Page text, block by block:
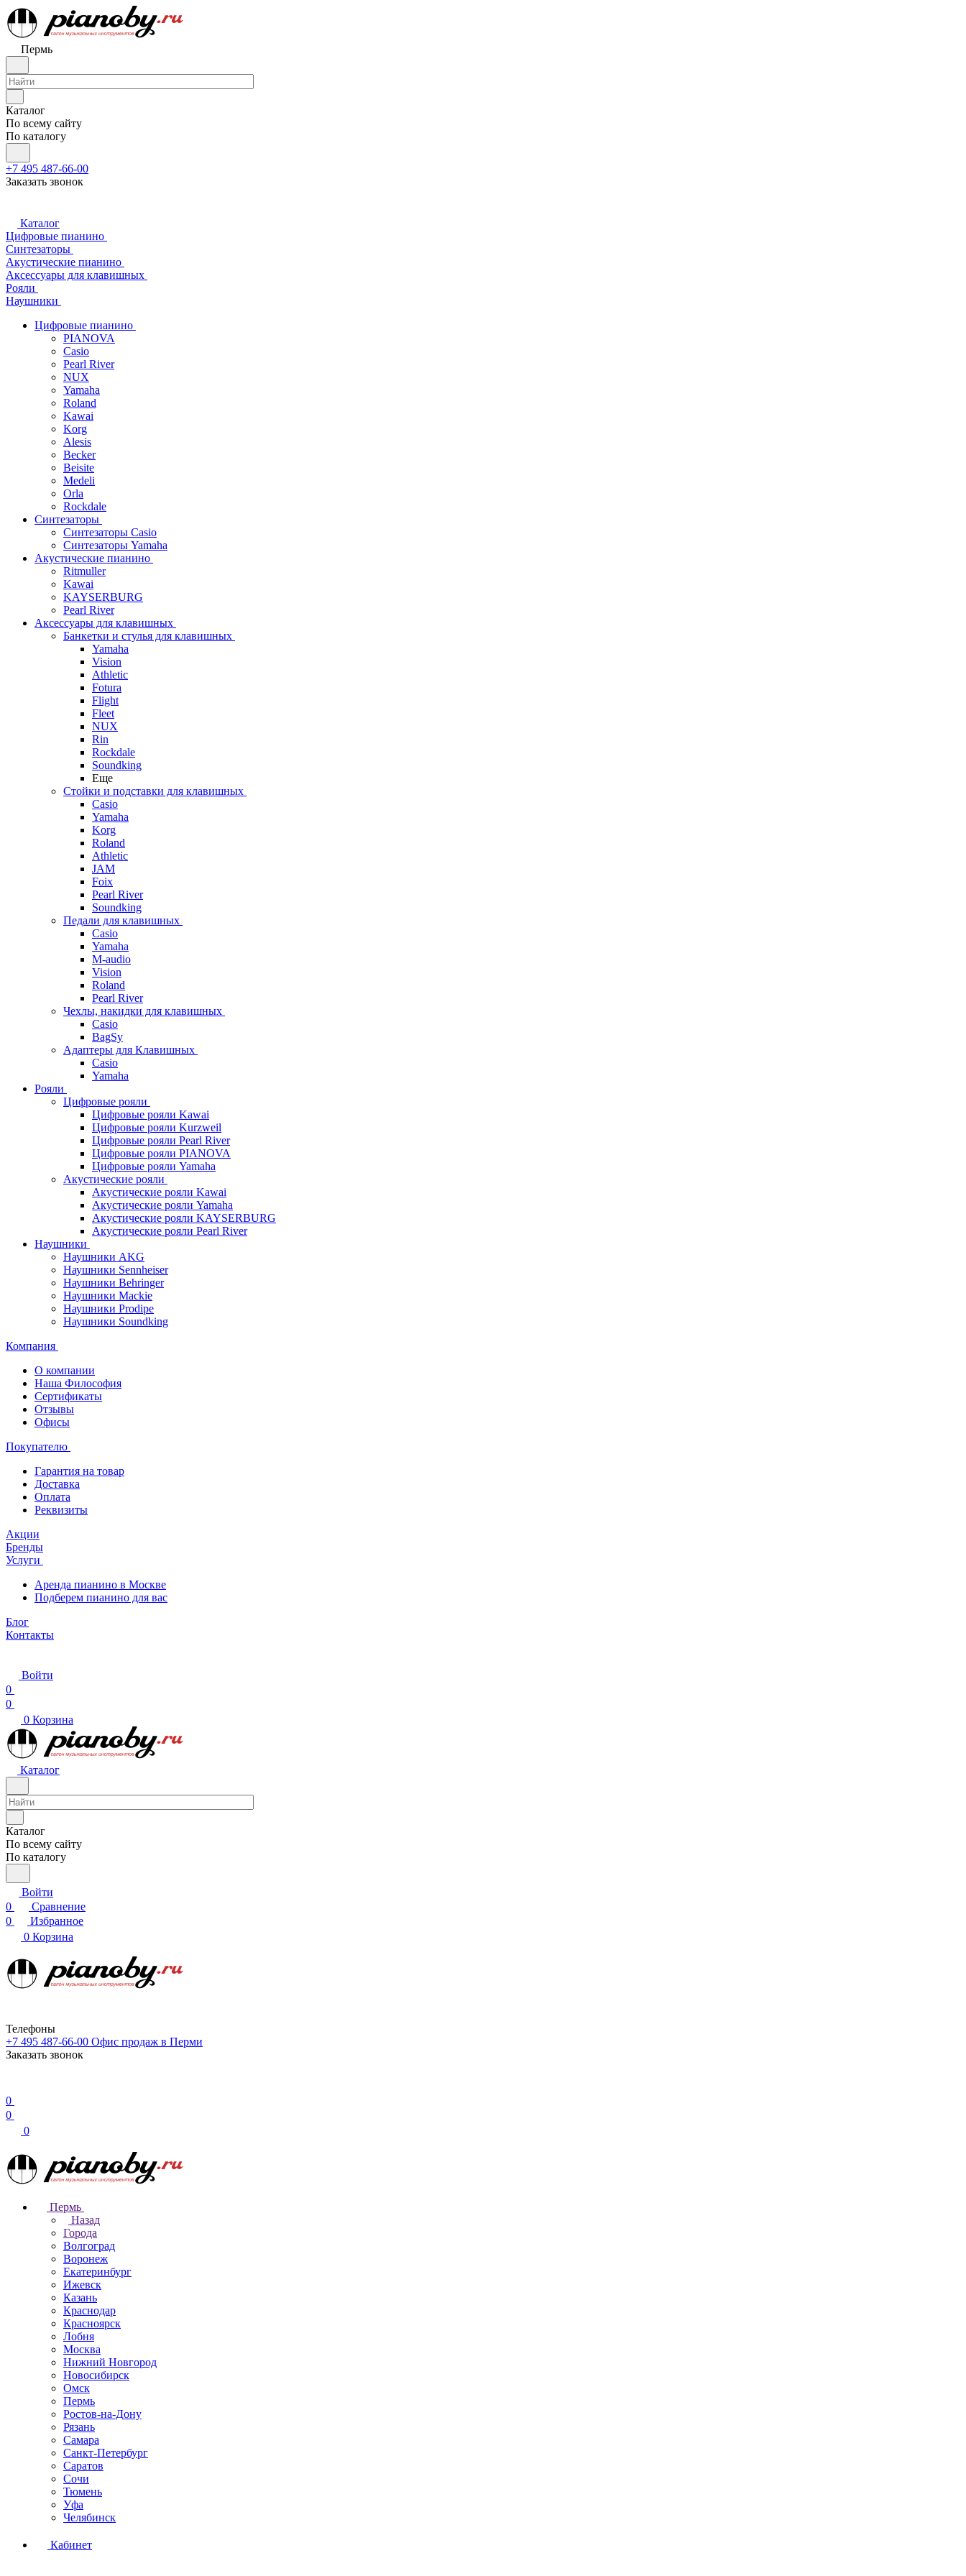
Пермь
Каталог
По всему сайту
По каталогу
+7 495 487-66-00
Заказать звонок
Каталог
Цифровые пианино
Синтезаторы
Акустические пианино
Аксессуары для клавишных
Рояли
Наушники
Цифровые пианино
PIANOVA
Casio
Pearl River
NUX
Yamaha
Roland
Kawai
Korg
Alesis
Becker
Beisite
Medeli
Orla
Rockdale
Синтезаторы
Синтезаторы Casio
Синтезаторы Yamaha
Акустические пианино
Ritmuller
Kawai
KAYSERBURG
Pearl River
Аксессуары для клавишных
Банкетки и стулья для клавишных
Yamaha
Vision
Athletic
Fotura
Flight
Fleet
NUX
Rin
Rockdale
Soundking
Еще
Стойки и подставки для клавишных
Casio
Yamaha
Korg
Roland
Athletic
JAM
Foix
Pearl River
Soundking
Педали для клавишных
Casio
Yamaha
M-audio
Vision
Roland
Pearl River
Чехлы, накидки для клавишных
Casio
BagSy
Адаптеры для Клавишных
Casio
Yamaha
Рояли
Цифровые рояли
Цифровые рояли Kawai
Цифровые рояли Kurzweil
Цифровые рояли Pearl River
Цифровые рояли PIANOVA
Цифровые рояли Yamaha
Акустические рояли
Акустические рояли Kawai
Акустические рояли Yamaha
Акустические рояли KAYSERBURG
Акустические рояли Pearl River
Наушники
Наушники AKG
Наушники Sennheiser
Наушники Behringer
Наушники Mackie
Наушники Prodipe
Наушники Soundking
Компания
О компании
Наша Философия
Сертификаты
Отзывы
Офисы
Покупателю
Гарантия на товар
Доставка
Оплата
Реквизиты
Акции
Бренды
Услуги
Аренда пианино в Москве
Подберем пианино для вас
Блог
Контакты
Войти
0
0
0 Корзина
Каталог
Каталог
По всему сайту
По каталогу
Войти
0
Сравнение
0
Избранное
0 Корзина
Телефоны
+7 495 487-66-00 Офис продаж в Перми
Заказать звонок
0
0
0
Пермь
Назад
Города
Волгоград
Воронеж
Екатеринбург
Ижевск
Казань
Краснодар
Красноярск
Лобня
Москва
Нижний Новгород
Новосибирск
Омск
Пермь
Ростов-на-Дону
Рязань
Самара
Санкт-Петербург
Саратов
Сочи
Тюмень
Уфа
Челябинск
Кабинет